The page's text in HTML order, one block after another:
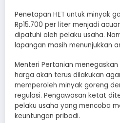
Penetapan HET untuk minyak
Rp15.700 per liter menjadi
dipatuhi oleh pelaku usaha.
lapangan masih menunjukkan
Menteri Pertanian
harga akan terus dilakukan
memperoleh minyak goreng
regulasi. Pengawasan ketat
pelaku usaha yang mencoba
keuntungan pribadi.